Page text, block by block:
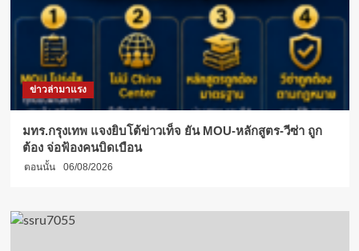
ข่าวล่ามาแรง
มทร.กรุงเทพ แจงยิบโต้ข่าวเท็จ ยัน MOU-หลักสูตร-วีซ่า ถูก
ต้อง จ่อฟ้องคนบิดเบือน
ตอนนั้น 06/08/2026